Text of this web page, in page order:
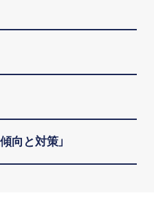
向と対策」